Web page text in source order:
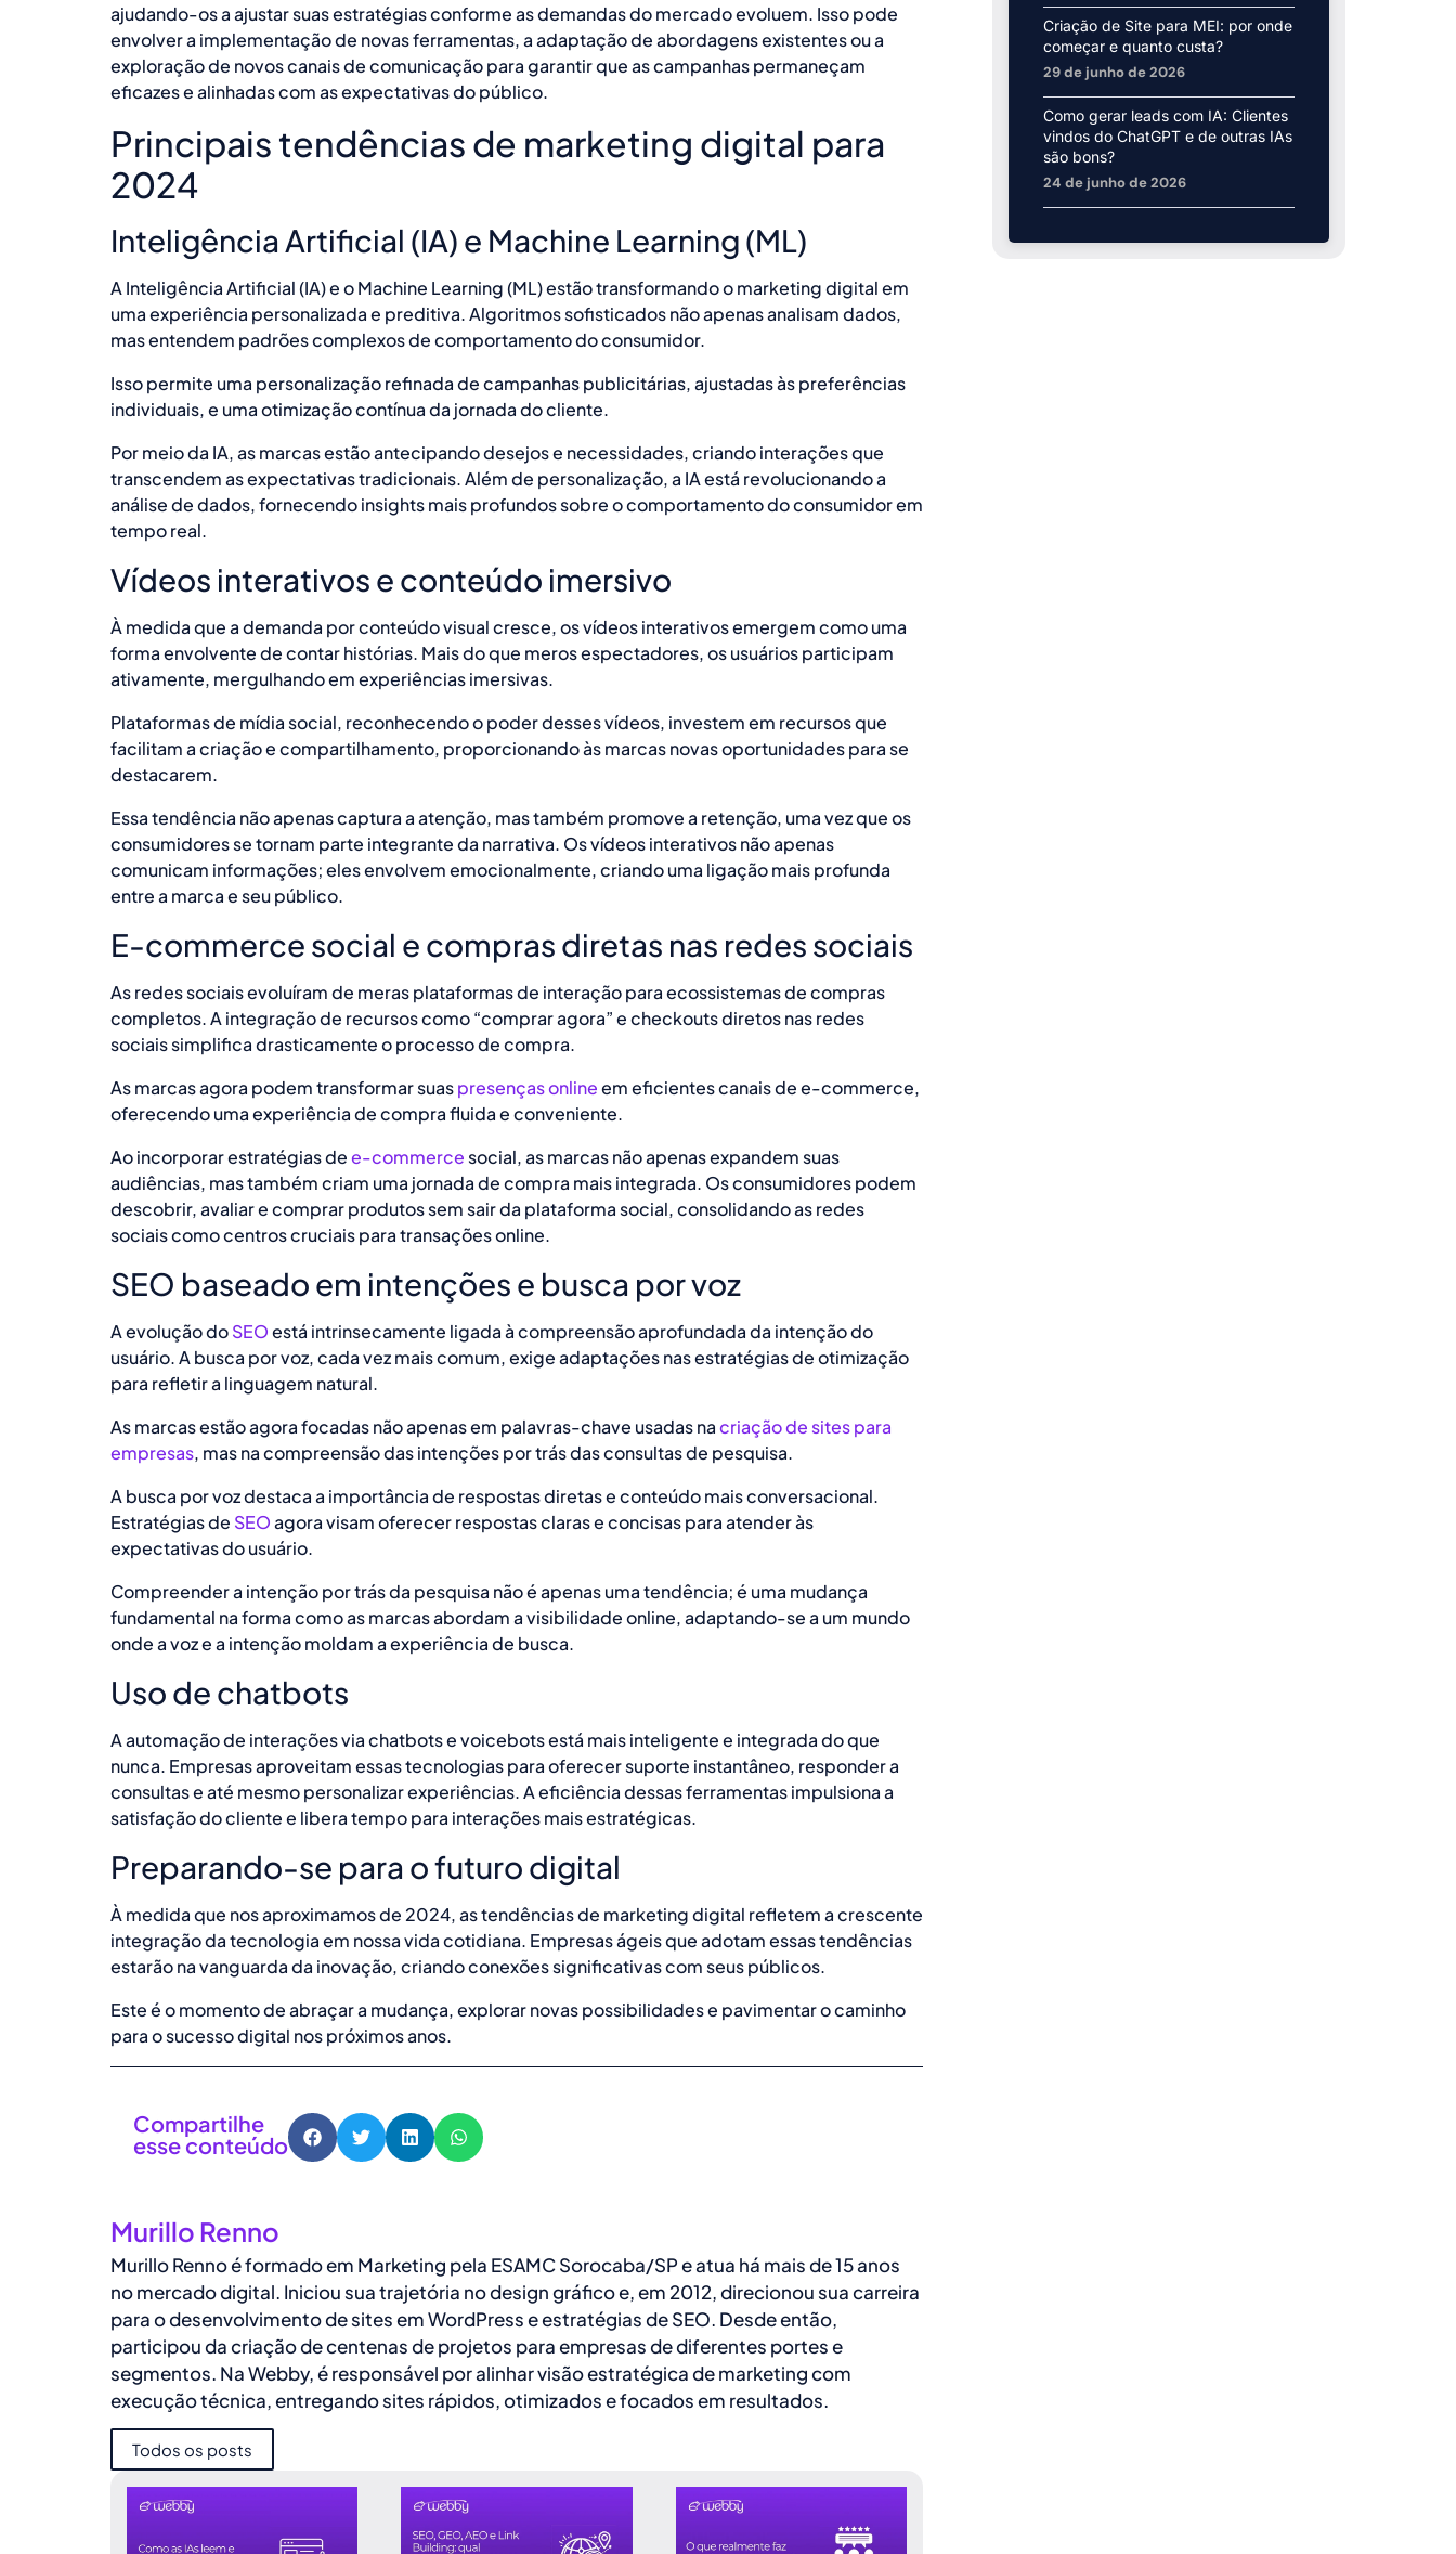
ajudando-os a ajustar suas estratégias conforme as demandas do mercado evoluem. Isso pode
envolver a implementação de novas ferramentas, a adaptação de abordagens existentes ou a
exploração de novos canais de comunicação para garantir que as campanhas permaneçam
eficazes e alinhadas com as expectativas do público.
Principais tendências de marketing digital para
2024
Inteligência Artificial (IA) e Machine Learning (ML)
A Inteligência Artificial (IA) e o Machine Learning (ML) estão transformando o marketing digital em
uma experiência personalizada e preditiva. Algoritmos sofisticados não apenas analisam dados,
mas entendem padrões complexos de comportamento do consumidor.
Isso permite uma personalização refinada de campanhas publicitárias, ajustadas às preferências
individuais, e uma otimização contínua da jornada do cliente.
Por meio da IA, as marcas estão antecipando desejos e necessidades, criando interações que
transcendem as expectativas tradicionais. Além de personalização, a IA está revolucionando a
análise de dados, fornecendo insights mais profundos sobre o comportamento do consumidor em
tempo real.
Vídeos interativos e conteúdo imersivo
À medida que a demanda por conteúdo visual cresce, os vídeos interativos emergem como uma
forma envolvente de contar histórias. Mais do que meros espectadores, os usuários participam
ativamente, mergulhando em experiências imersivas.
Plataformas de mídia social, reconhecendo o poder desses vídeos, investem em recursos que
facilitam a criação e compartilhamento, proporcionando às marcas novas oportunidades para se
destacarem.
Essa tendência não apenas captura a atenção, mas também promove a retenção, uma vez que os
consumidores se tornam parte integrante da narrativa. Os vídeos interativos não apenas
comunicam informações; eles envolvem emocionalmente, criando uma ligação mais profunda
entre a marca e seu público.
E-commerce social e compras diretas nas redes sociais
As redes sociais evoluíram de meras plataformas de interação para ecossistemas de compras
completos. A integração de recursos como “comprar agora” e checkouts diretos nas redes
sociais simplifica drasticamente o processo de compra.
As marcas agora podem transformar suaspresenças onlineem eficientes canais de e-commerce,
oferecendo uma experiência de compra fluida e conveniente.
Ao incorporar estratégias dee-commerce social, as marcas não apenas expandem suas
audiências, mas também criam uma jornada de compra mais integrada. Os consumidores podem
descobrir, avaliar e comprar produtos sem sair da plataforma social, consolidando as redes
sociais como centros cruciais para transações online.
SEO baseado em intenções e busca por voz
A evolução doSEOestá intrinsecamente ligada à compreensão aprofundada da intenção do
usuário. A busca por voz, cada vez mais comum, exige adaptações nas estratégias de otimização
para refletir a linguagem natural.
As marcas estão agora focadas não apenas em palavras-chave usadas nacriação de sites para
empresas, mas na compreensão das intenções por trás das consultas de pesquisa.
A busca por voz destaca a importância de respostas diretas e conteúdo mais conversacional.
Estratégias de SEOagora visam oferecer respostas claras e concisas para atender às
expectativas do usuário.
Compreender a intenção por trás da pesquisa não é apenas uma tendência; é uma mudança
fundamental na forma como as marcas abordam a visibilidade online, adaptando-se a um mundo
onde a voz e a intenção moldam a experiência de busca.
Uso de chatbots
A automação de interações via chatbots e voicebots está mais inteligente e integrada do que
nunca. Empresas aproveitam essas tecnologias para oferecer suporte instantâneo, responder a
consultas e até mesmo personalizar experiências. A eficiência dessas ferramentas impulsiona a
satisfação do cliente e libera tempo para interações mais estratégicas.
Preparando-se para o futuro digital
À medida que nos aproximamos de 2024, as tendências de marketing digital refletem a crescente
integração da tecnologia em nossa vida cotidiana. Empresas ágeis que adotam essas tendências
estarão na vanguarda da inovação, criando conexões significativas com seus públicos.
Este é o momento de abraçar a mudança, explorar novas possibilidades e pavimentar o caminho
para o sucesso digital nos próximos anos.
Compartilhe
esse conteúdo
Murillo Renno
Murillo Renno é formado em Marketing pela ESAMC Sorocaba/SP e atua há mais de 15 anos
no mercado digital. Iniciou sua trajetória no design gráfico e, em 2012, direcionou sua carreira
para o desenvolvimento de sites em WordPress e estratégias de SEO. Desde então,
participou da criação de centenas de projetos para empresas de diferentes portes e
segmentos. Na Webby, é responsável por alinhar visão estratégica de marketing com
execução técnica, entregando sites rápidos, otimizados e focados em resultados.
Todos os posts
Criação de Site para MEI: por onde
começar e quanto custa?
29 de junho de 2026
Como gerar leads com IA: Clientes
vindos do ChatGPT e de outras IAs
são bons?
24 de junho de 2026